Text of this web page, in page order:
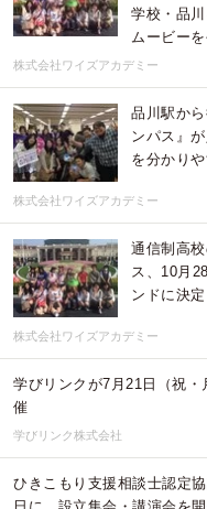
学校・品
ムービーを
株式会社ワイズアカデミー
品川駅か
ンパス』
を分かり
株式会社ワイズアカデミー
通信制高
ス、10月
ンドに決定
株式会社ワイズアカデミー
学びリンクが7月21日（祝
催
学びリンク株式会社
ひきこもり支援相談士認定